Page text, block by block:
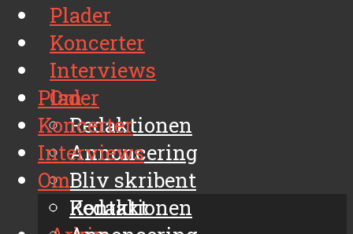
Plader
Koncerter
Interviews
Om
Redaktionen
Annoncering
Bliv skribent
Kontakt
Plader
Koncerter
Interviews
Om
Redaktionen